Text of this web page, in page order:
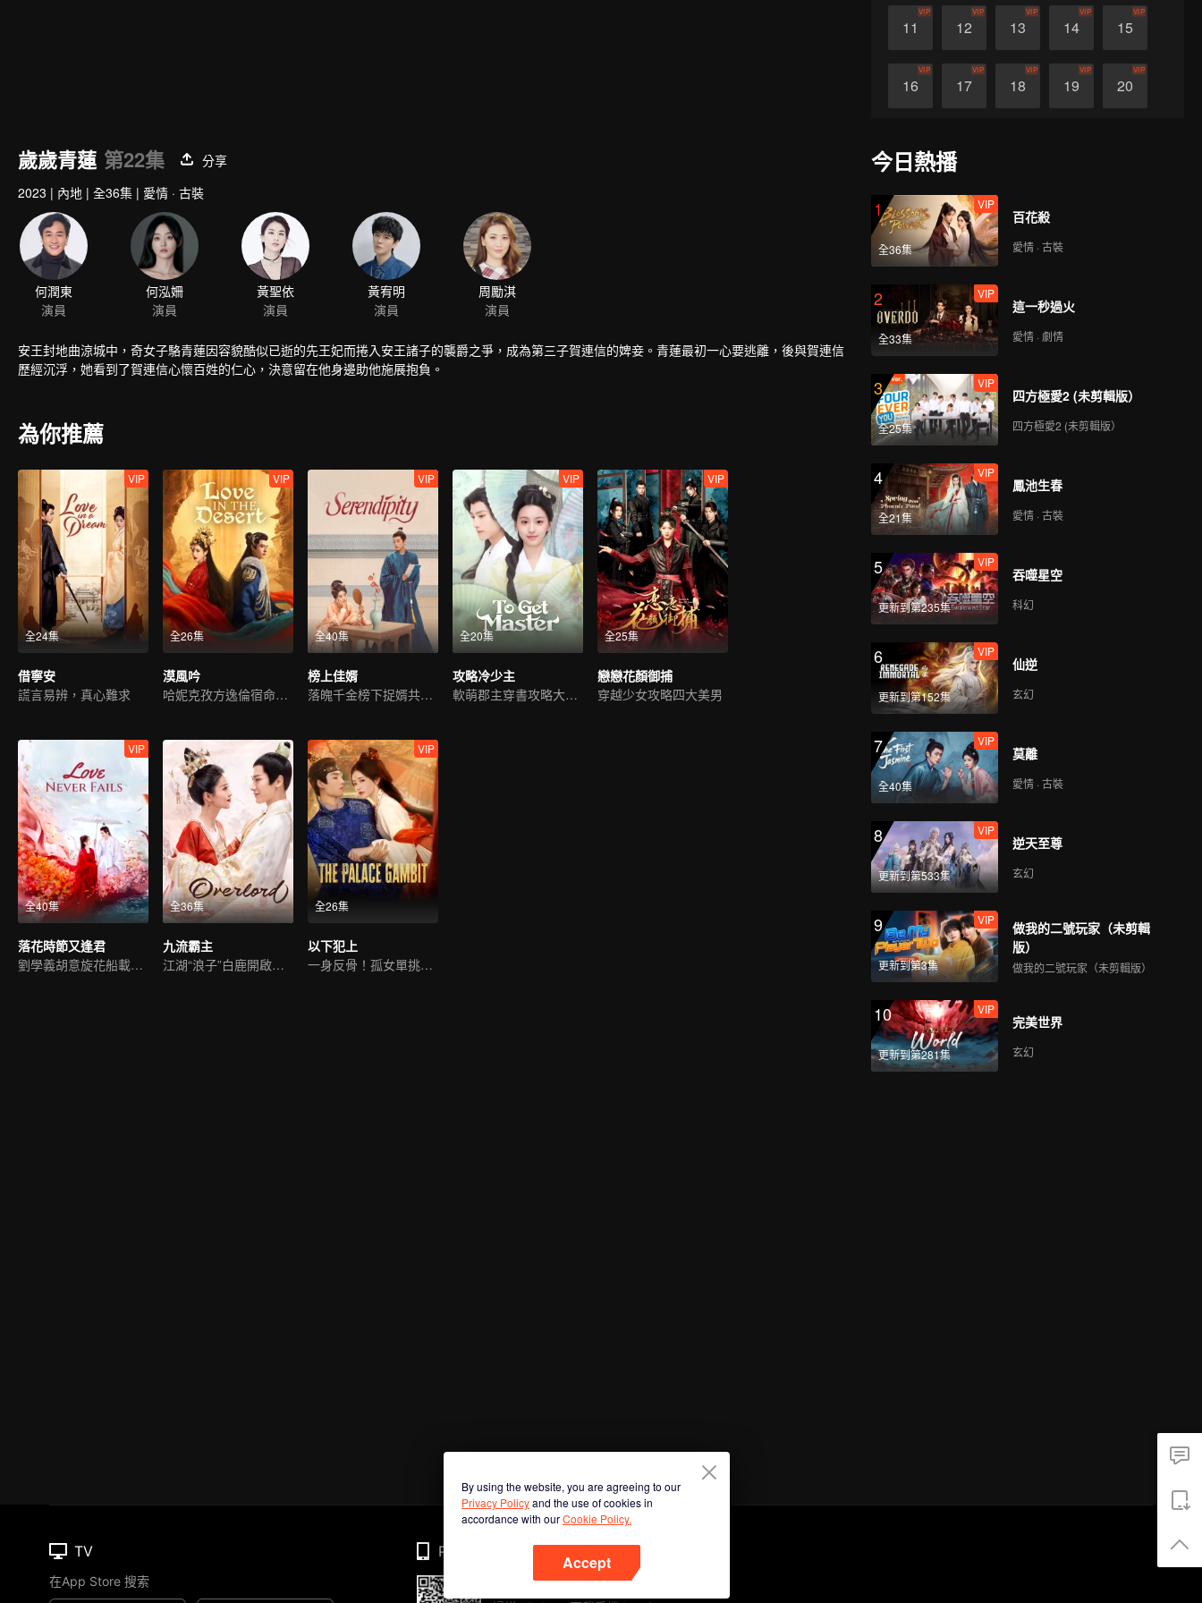
11
VIP
12
VIP
13
VIP
14
VIP
15
VIP
16
VIP
17
VIP
18
VIP
19
VIP
20
VIP
26 27
歲歲青蓮 第22集
分享
2023 | 內地 | 全36集 | 愛情 · 古裝
何潤東
演員
何泓姍
演員
黃聖依
演員
黃宥明
演員
周勵淇
演員
安王封地曲涼城中，奇女子駱青蓮因容貌酷似已逝的先王妃而捲入安王諸子的襲爵之爭，成為第三子賀連信的婢妾。青蓮最初一心要逃離，後與賀連信
歷經沉浮，她看到了賀連信心懷百姓的仁心，決意留在他身邊助他施展抱負。
為你推薦
全24集
VIP
借寧安
謊言易辨，真心難求
全26集
VIP
漠風吟
哈妮克孜方逸倫宿命虐戀
全40集
VIP
榜上佳婿
落魄千金榜下捉婿共翻案
全20集
VIP
攻略冷少主
軟萌郡主穿書攻略大反派
全25集
VIP
戀戀花顏御捕
穿越少女攻略四大美男
全40集
VIP
落花時節又逢君
劉學義胡意旋花船載夢渡今生
全36集
九流霸主
江湖“浪子”白鹿開啟追夫路
全26集
VIP
以下犯上
一身反骨！孤女單挑後宮
今日熱播
1
全36集
VIP
百花殺
愛情 · 古裝
2
全33集
VIP
這一秒過火
愛情 · 劇情
3
全25集
VIP
四方極愛2 (未剪輯版）
四方極愛2 (未剪輯版）
4
全21集
VIP
鳳池生春
愛情 · 古裝
5
更新到第235集
VIP
吞噬星空
科幻
6
更新到第152集
VIP
仙逆
玄幻
7
全40集
VIP
莫離
愛情 · 古裝
8
更新到第533集
VIP
逆天至尊
玄幻
9
更新到第3集
VIP
做我的二號玩家（未剪輯
版）
做我的二號玩家（未剪輯版）
10
更新到第281集
VIP
完美世界
玄幻
By using the website, you are agreeing to our
Privacy Policyand the use of cookies in
accordance with ourCookie Policy.
Accept
TV
在App Store 搜索
Phone